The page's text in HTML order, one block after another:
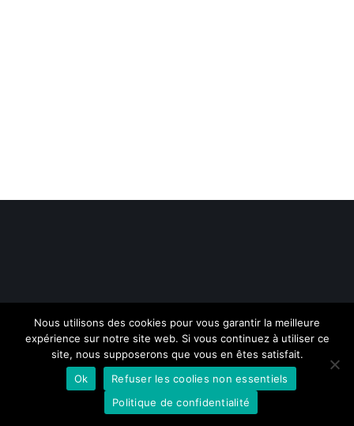
© 2015-2020 LE NEILOS - TOUS DROITS RESERVES |
MENTIONS LÉGALES |RÉALISATION GROUPE VAS-Y !
Nous utilisons des cookies pour vous garantir la meilleure
expérience sur notre site web. Si vous continuez à utiliser ce
site, nous supposerons que vous en êtes satisfait.
Ok
Refuser les coolies non essentiels
Politique de confidentialité